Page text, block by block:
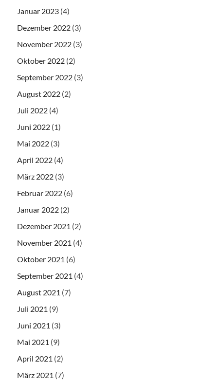
Januar 2023 (4)
Dezember 2022 (3)
November 2022 (3)
Oktober 2022 (2)
September 2022 (3)
August 2022 (2)
Juli 2022 (4)
Juni 2022 (1)
Mai 2022 (3)
April 2022 (4)
März 2022 (3)
Februar 2022 (6)
Januar 2022 (2)
Dezember 2021 (2)
November 2021 (4)
Oktober 2021 (6)
September 2021 (4)
August 2021 (7)
Juli 2021 (9)
Juni 2021 (3)
Mai 2021 (9)
April 2021 (2)
März 2021 (7)